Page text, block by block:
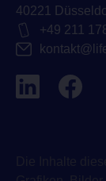
40221
+49 211